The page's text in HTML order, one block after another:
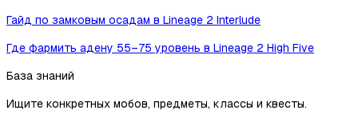
Гайд по замковым осадам в Lineage 2 Interlude
Где фармить адену 55–75 уровень в Lineage 2 High Five
База знаний
Ищите конкретных мобов, предметы, классы и квесты.